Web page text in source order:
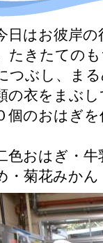
はお彼岸の
たきたての
つぶし、ま
の衣をまぶ
個のおはぎ
おはぎ・牛
・菊花みかん